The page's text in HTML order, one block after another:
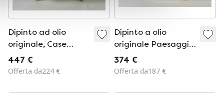
Dipinto ad olio
originale, Case
estive, Paesaggio,
Città del mattino
447 €
Offerta da224 €
Dipinto a olio
originale Paesaggio
fluviale di strada
Ponte del centro
374 €
Offerta da187 €